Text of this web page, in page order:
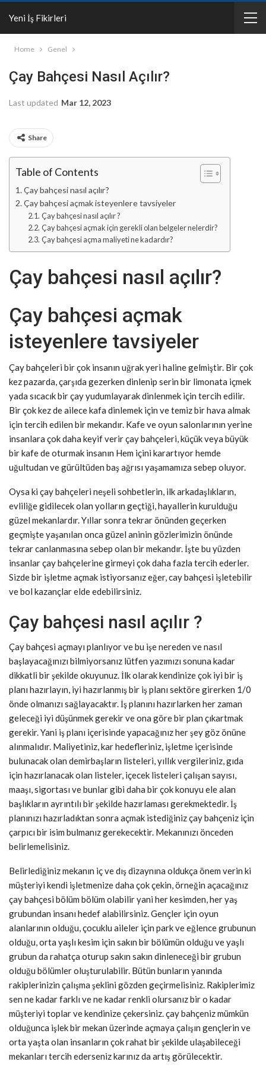
Yeni İş Fikirleri
Home Genel
Çay Bahçesi Nasıl Açılır?
Last updated Mar 12, 2023
Share
Table of Contents
Çay bahçesi nasıl açılır?
Çay bahçesi açmak isteyenlere tavsiyeler
Çay bahçesi nasıl açılır ?
Çay bahçesi açmak için gerekli olan belgeler nelerdir?
Çay bahçesi açma maliyeti ne kadardır?
Çay bahçesi nasıl açılır?
Çay bahçesi açmak
isteyenlere tavsiyeler
Çay bahçeleri bir çok insanın uğrak yeri haline gelmiştir. Bir çok
kez pazarda, çarşıda gezerken dinlenip serin bir limonata içmek
yada sıcacık bir çay yudumlayarak dinlenmek için tercih edilir.
Bir çok kez de ailece kafa dinlemek için ve temiz bir hava almak
için tercih edilen bir mekandır. Kafe ve oyun salonlarının yerine
insanlara çok daha keyif verir çay bahçeleri, küçük veya büyük
bir kafe de oturmak insanın Hem içini karartıyor hemde
uğultudan ve gürültüden baş ağrısı yaşamamıza sebep oluyor.
Oysa ki çay bahçeleri neşeli sohbetlerin, ilk arkadaşlıkların,
evliliğe gidilecek olan yolların geçtiği, hayallerin kurulduğu
güzel mekanlardır. Yıllar sonra tekrar önünden geçerken
geçmişte yaşanılan onca güzel aninin gözlerimizin önünde
tekrar canlanmasına sebep olan bir mekandır. İşte bu yüzden
insanlar çay bahçelerine girmeyi çok daha fazla tercih ederler.
Sizde bir işletme açmak istiyorsanız eğer, cay bahçesi işletebilir
ve bol kazançlar elde edebilirsiniz.
Çay bahçesi nasıl açılır ?
Çay bahçesi açmayı planlıyor ve bu işe nereden ve nasıl
başlayacağınızı bilmiyorsanız lütfen yazımızı sonuna kadar
dikkatli bir şekilde okuyunuz. İlk olarak kendinize çok iyi bir iş
planı hazırlayın, iyi hazırlanmış bir iş planı sektöre girerken 1/0
önde olmanızı sağlayacaktır. İş planını hazırlarken her zaman
geleceği iyi düşünmek gerekir ve ona göre bir plan çıkartmak
gerekir. Yani iş planı içerisinde yapacağınız her şey göz önüne
alınmalıdır. Maliyetiniz, kar hedefleriniz, işletme içerisinde
bulunacak olan demirbaşların listeleri, yıllık vergileriniz, gıda
için hazırlanacak olan listeler, içecek listeleri çalışan sayısı,
maaşı, sigortası ve bunlar gibi daha bir çok konuyu ele alan
başlıkların ayrıntılı bir şekilde hazırlaması gerekmektedir. İş
planınızı hazırladıktan sonra açmak istediğiniz çay bahçeniz için
çarpıcı bir isim bulmanız gerekecektir. Mekanınızı önceden
belirlemelisiniz.
Belirlediğiniz mekanın iç ve dış dizaynına oldukça önem verin ki
müşteriyi kendi işletmenize daha çok çekin, örneğin açacağınız
çay bahçesi bölüm bölüm olabilir yani her kesimden, her yaş
grubundan insanı hedef alabilirsiniz. Gençler için oyun
alanlarının olduğu, çocuklu aileler için park ve eğlence grubunun
olduğu, orta yaşlı kesim için sakın bir bölümün olduğu ve yaşlı
grubun da rahatça oturup sakın sakın dinleneceği bir grubun
olduğu bölümler oluşturulabilir. Bütün bunların yanında
rakiplerinizin çalışma şeklini gözden geçirmelisiniz. Rakiplerimiz
sen ne kadar farklı ve ne kadar renkli olursanız bir o kadar
müşteriyi toplar ve kendinize çekersiniz. çay bahçeniz mümkün
olduğunca işlek bir mekan üzerinde açmaya çalışın gençlerin ve
orta yaşta olan insanların çok rahat bir şekilde ulaşabileceği
mekanları tercih ederseniz karınız da artış görülecektir.